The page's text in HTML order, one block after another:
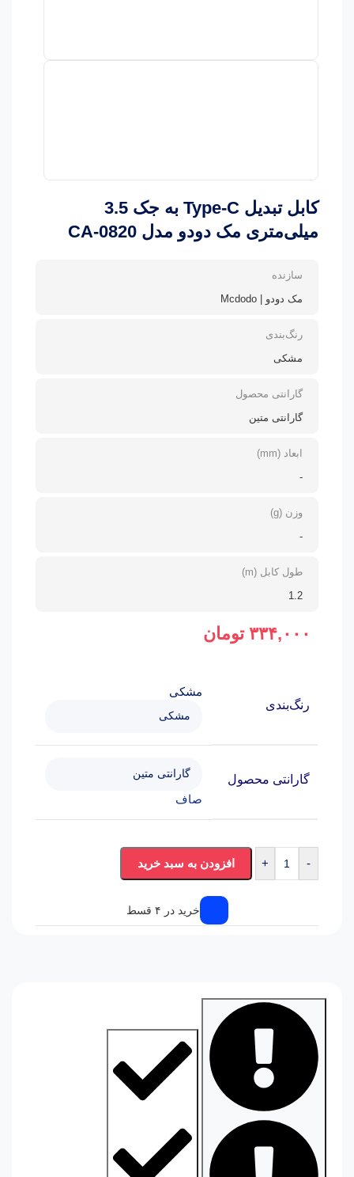
کابل تبدیل Type-C به جک 3.5
میلی‌متری مک دودو مدل CA-0820
سازنده
مک دودو | Mcdodo
رنگ‌بندی
مشکی
گارانتی محصول
گارانتی متین
ابعاد (mm)
-
وزن (g)
-
طول کابل (m)
1.2
۳۳۴,۰۰۰ تومان
رنگ‌بندی
مشکی
گارانتی محصول
صاف
-
+ افزودن به سبد خرید
خرید در ۴ قسط